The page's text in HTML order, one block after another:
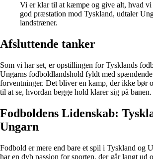
Vi er klar til at kæmpe og give alt, hvad vi
god præstation mod Tyskland, udtaler
landstræner.
Afsluttende tanker
Som vi har set, er opstillingen for Tysklands
Ungarns fodboldlandshold fyldt med
forventninger. Det bliver en kamp, der ikke bør
til at se, hvordan begge hold klarer sig på banen.
Fodboldens Lidenskab:
Ungarn
Fodbold er mere end bare et spil i Tyskland og
har en dyb passion for sporten, der går langt ud